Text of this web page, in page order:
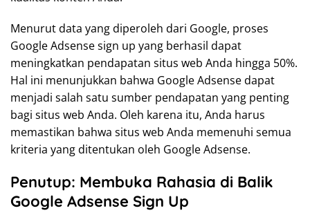
Menurut data yang diperoleh dari Google, proses
Google Adsense sign up yang berhasil dapat
meningkatkan pendapatan situs web Anda hingga 50%.
Hal ini menunjukkan bahwa Google Adsense dapat
menjadi salah satu sumber pendapatan yang penting
bagi situs web Anda. Oleh karena itu, Anda harus
memastikan bahwa situs web Anda memenuhi semua
kriteria yang ditentukan oleh Google Adsense.
Penutup: Membuka Rahasia di Balik
Google Adsense Sign Up